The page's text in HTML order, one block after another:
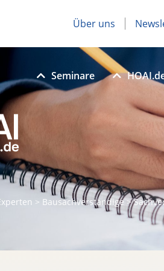
Über uns
Seminare
> Bausachverständige>